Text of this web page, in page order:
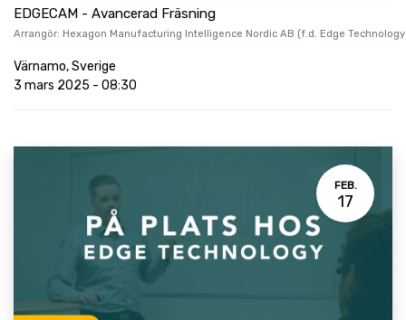
EDGECAM - Avancerad Fräsning
Arrangör: Hexagon Manufacturing Intelligence Nordic AB (f.d. Edge
Värnamo,Sverige
3 mars 2025 - 08:30
FEB.
17